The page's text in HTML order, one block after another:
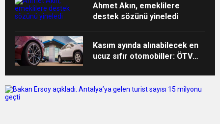
Ahmet Akın, emeklilere
destek sözünü yineledi
Kasım ayında alınabilecek en
ucuz sıfır otomobiller: ÖTV
araçlar